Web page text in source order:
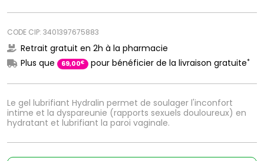
Le gel lubrifiant Hydralin permet de soulager l'inconfort
intime et la dyspareunie (rapports sexuels douloureux) en
hydratant et lubrifiant la paroi vaginale.
CODE CIP: 3401397675883
Retrait gratuit en 2h à la pharmacie
Plus que
69,00€ pour bénéficier de la livraison gratuite*